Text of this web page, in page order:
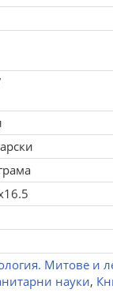
Митове и
науки,